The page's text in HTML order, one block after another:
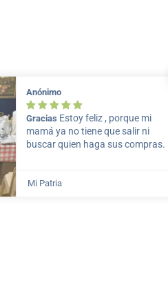
Anónimo
GraciasEstoy feliz , porque mi
mamá ya no tiene que salir ni
buscar quien haga sus compras.
Mi Patria